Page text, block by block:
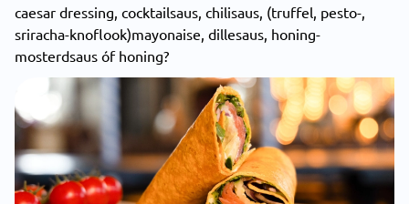
caesar dressing, cocktailsaus, chilisaus, (truffel, pesto-,
sriracha-knoflook)mayonaise, dillesaus, honing-
mosterdsaus óf honing?